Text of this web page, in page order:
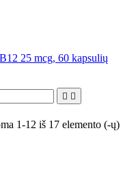
25 mcg, 60 kapsulių
 
1-12 iš 17 elemento (-ų)